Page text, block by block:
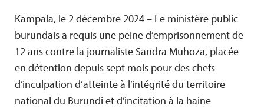
Kampala, le 2 décembre 2024 – Le ministère public
burundais a requis une peine d’emprisonnement de
12 ans contre la journaliste Sandra Muhoza, placée
en détention depuis sept mois pour des chefs
d’inculpation d’atteinte à l’intégrité du territoire
national du Burundi et d’incitation à la haine